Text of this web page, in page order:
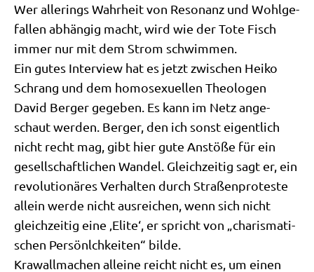
Wer aller­ings Wahr­heit von Reso­nanz und Wohl­ge­
fal­len abhän­gig macht, wird wie der Tote Fisch
immer nur mit dem Strom schwimmen.
Ein gutes Inter­view hat es jetzt zwi­schen Hei­ko
Schrang und dem homo­se­xu­el­len Theo­lo­gen
David Ber­ger gege­ben. Es kann im Netz ange­
schaut wer­den. Ber­ger, den ich sonst eigent­lich
nicht recht mag, gibt hier gute Anstö­ße für ein
gesell­schaft­li­chen Wan­del. Gleich­zei­tig sagt er, ein
revo­lu­tio­nä­res Ver­hal­ten durch Stra­ßen­pro­te­ste
allein wer­de nicht aus­rei­chen, wenn sich nicht
gleich­zei­tig eine ‚Eli­te‘, er spricht von „cha­ris­ma­ti­
schen Per­sönlch­kei­ten“ bilde.
Kra­wall­ma­chen allei­ne reicht nicht es, um einen